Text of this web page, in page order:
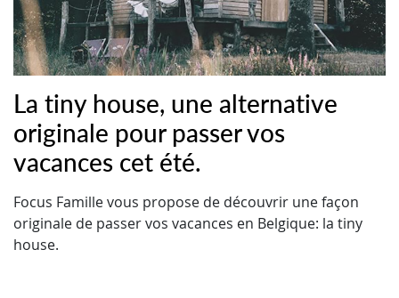
La tiny house, une alternative
originale pour passer vos
vacances cet été.
Focus Famille vous propose de découvrir une façon
originale de passer vos vacances en Belgique: la tiny
house.